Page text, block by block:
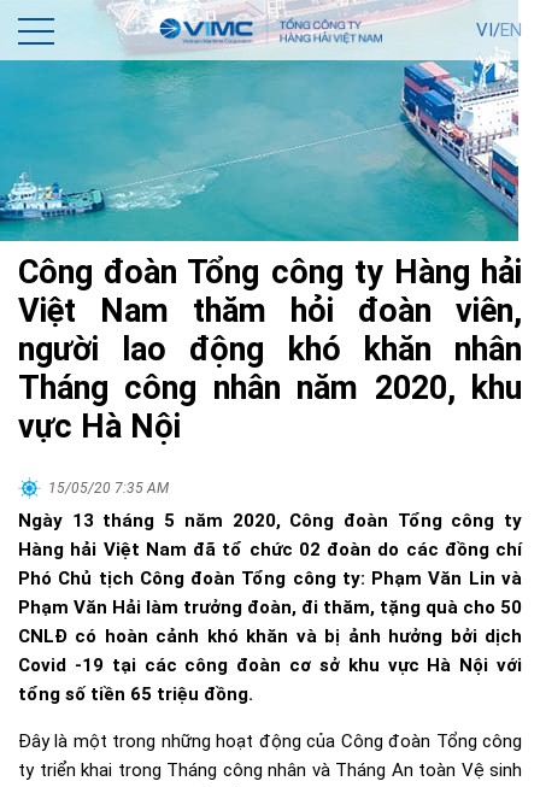
VI/EN
Công đoàn Tổng công ty Hàng hải
Việt Nam thăm hỏi đoàn viên,
người lao động khó khăn nhân
Tháng công nhân năm 2020, khu
vực Hà Nội
15/05/20 7:35 AM
Ngày 13 tháng 5 năm 2020, Công đoàn Tổng công ty
Hàng hải Việt Nam đã tổ chức 02 đoàn do các đồng chí
Phó Chủ tịch Công đoàn Tổng công ty: Phạm Văn Lin và
Phạm Văn Hải làm trưởng đoàn, đi thăm, tặng quà cho 50
CNLĐ có hoàn cảnh khó khăn và bị ảnh hưởng bởi dịch
Covid -19 tại các công đoàn cơ sở khu vực Hà Nội với
tổng số tiền 65 triệu đồng.
Đây là một trong những hoạt động của Công đoàn Tổng công
ty triển khai trong Tháng công nhân và Tháng An toàn Vệ sinh